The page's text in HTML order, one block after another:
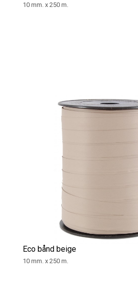
10 mm. x 250 m.
Eco bånd beige
10 mm. x 250 m.